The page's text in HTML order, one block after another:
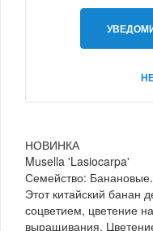
НОВИНКА
Musella 'Lasiocarpa'
Семейство:
Этот китайский банан
соцветием, цветение
выращивания.